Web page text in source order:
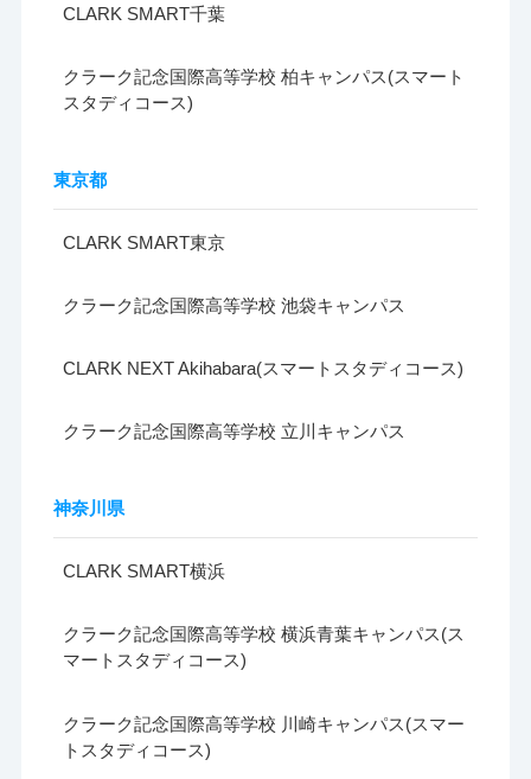
CLARK SMART千葉
クラーク記念国際高等学校 柏キャンパス(スマート
スタディコース)
東京都
CLARK SMART東京
クラーク記念国際高等学校 池袋キャンパス
CLARK NEXT Akihabara(スマートスタディコース)
クラーク記念国際高等学校 立川キャンパス
神奈川県
CLARK SMART横浜
クラーク記念国際高等学校 横浜青葉キャンパス(ス
マートスタディコース)
クラーク記念国際高等学校 川崎キャンパス(スマー
トスタディコース)